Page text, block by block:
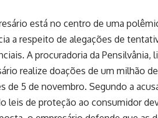
está no centro de uma
a respeito de alegações de
A procuradoria da
realize doações de um milhão
de 5 de novembro. Segundo a
leis de proteção ao consumidor